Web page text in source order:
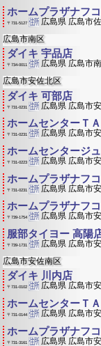
ホームプラザナフ
〒731-5127 広島県 広島市
広島市南区
ダイキ 宇品店
〒734-0011 広島県 広島市
広島市安佐北区
ダイキ 可部店
〒731-0231 広島県 広島市
ホームセンターＴ
〒731-0231 広島県 広島市
ホームセンタージ
〒731-0223 広島県 広島市
ホームプラザナフ
〒731-0231 広島県 広島市
ホームプラザナフ
〒739-1754 広島県 広島市
服部タイヨー 高陽
〒739-1731 広島県 広島市
広島市安佐南区
ダイキ 川内店
〒731-0102 広島県 広島市
ホームセンターＴ
〒731-0144 広島県 広島市
ホームプラザナフ
〒731-3161 広島県 広島市